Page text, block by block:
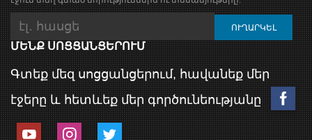
ՄԵՆՔ ՍՈՑՑԱՆՑԵՐՈՒՄ
Գտեք մեզ սոցցանցերում, հավանեք մեր
էջերը և հետևեք մեր գործունեությանը